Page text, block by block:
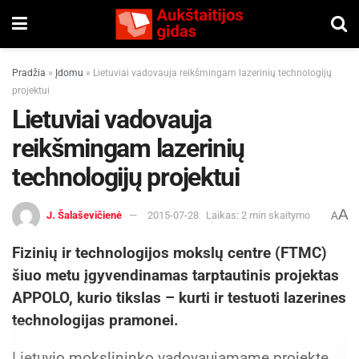
Pradžia » Įdomu » Lietuviai vadovauja reikšmingam lazerinių technologijų
projektui
Lietuviai vadovauja
reikšmingam lazerinių
technologijų projektui
J. Šalaševičienė 2015-07-28 Laikas: 2 min skaitymo AA
Fizinių ir technologijos mokslų centre (FTMC)
šiuo metu įgyvendinamas tarptautinis projektas
APPOLO, kurio tikslas – kurti ir testuoti lazerines
technologijas pramonei.